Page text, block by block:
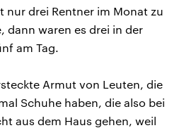
nur drei Rentner im Monat zu
dann waren es drei in der
am Tag.
Armut von Leuten, die
Schuhe haben, die also bei
aus dem Haus gehen, weil